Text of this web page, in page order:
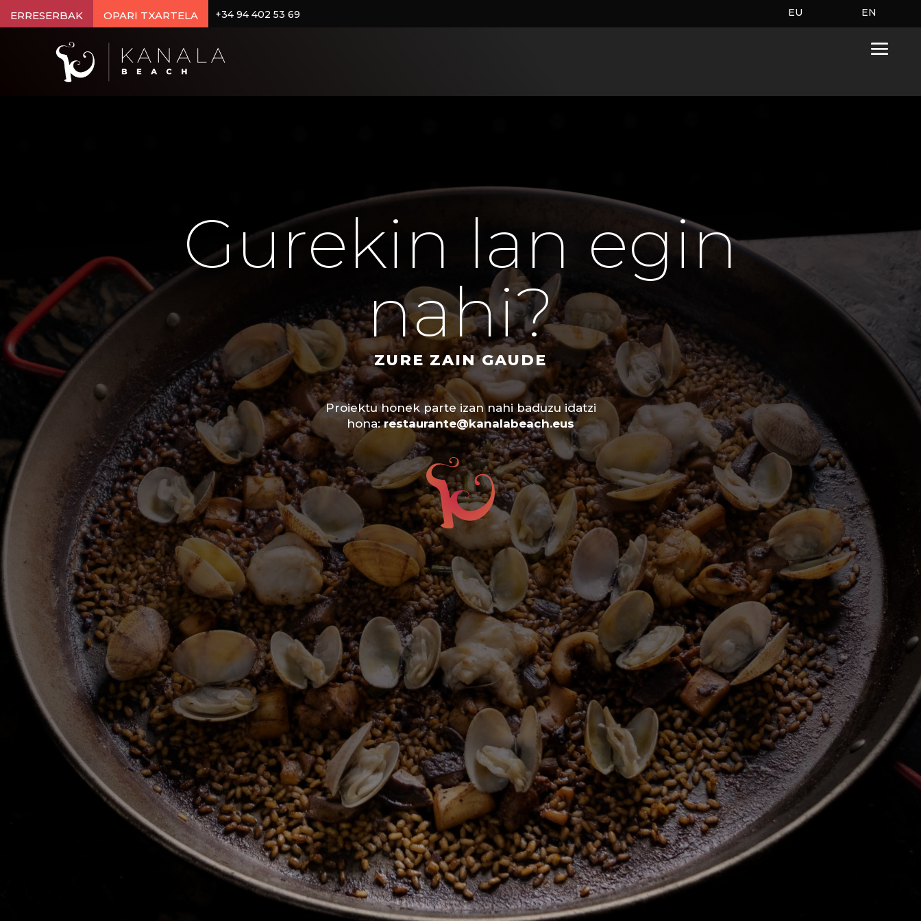
ERRESERBAK OPARI TXARTELA +34 94 402 53 69 EU EN
Gurekin lan egin
nahi?
ZURE ZAIN GAUDE
Proiektu honek parte izan nahi baduzu idatzi
hona:restaurante@kanalabeach.eus